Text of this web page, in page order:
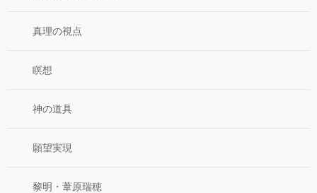
真理の視点
瞑想
神の道具
願望実現
黎明・葦原瑞穂